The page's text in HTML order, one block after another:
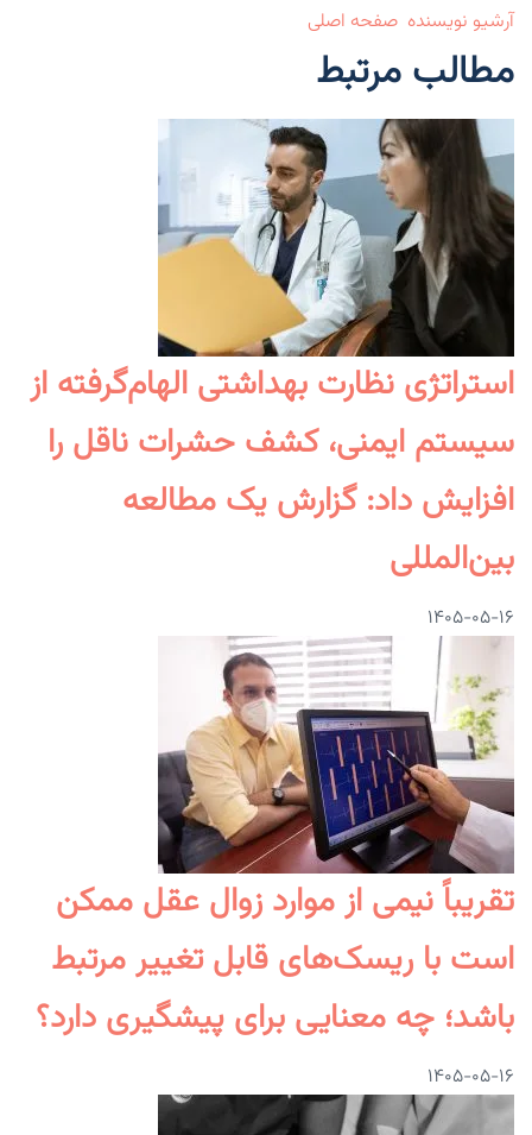
آرشیو نویسنده صفحه اصلی
مطالب مرتبط
استراتژی نظارت بهداشتی الهام‌گرفته از
سیستم ایمنی، کشف حشرات ناقل را
افزایش داد: گزارش یک مطالعه
بین‌المللی
۱۴۰۵-۰۵-۱۶
تقریباً نیمی از موارد زوال عقل ممکن
است با ریسک‌های قابل تغییر مرتبط
باشد؛ چه معنایی برای پیشگیری دارد؟
۱۴۰۵-۰۵-۱۶